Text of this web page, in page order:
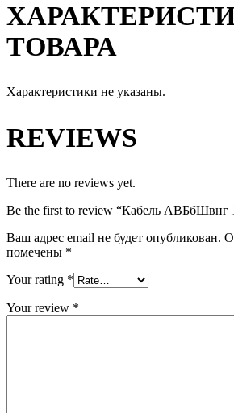
ТОВАРА
Характеристики не указаны.
REVIEWS
There are no reviews yet.
Be the first to review “Кабель АВБбШвнг
Ваш адрес email не будет опубликован.
помечены *
Your rating *
Your review *